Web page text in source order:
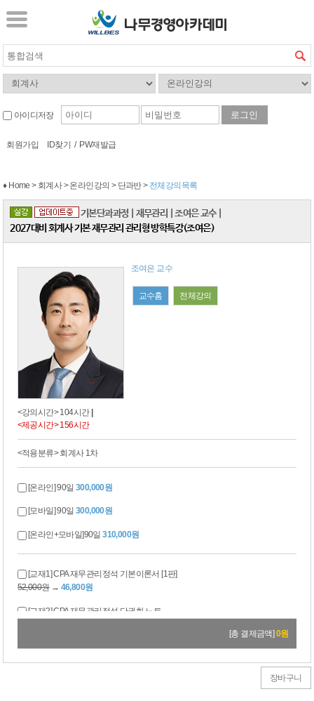
아이디저장
회원가입 ID찾기 / PW재발급
♦ Home > 회계사 > 온라인강의 > 단과반 > 전체강의목록
기본단과과정 재무관리 조여은 교수
2027대비 회계사 기본 재무관리 관리형 방학특강(조여은)
조여은 교수
교수홈 전체강의
<강의시간> 104시간
<제공시간> 156시간
<적용분류> 회계사 1차
[온라인] 90일300,000원
[모바일] 90일300,000원
[온라인+모바일]90일310,000원
[교재1] CPA 재무관리정석 기본이론서 [1판]
52,000원→ 46,800원
[교재2] CPA 재무관리정석 단권화 노트
[총 결제금액] 0원
장바구니